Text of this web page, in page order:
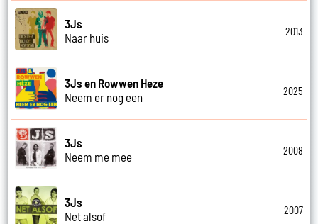
3Js
Naar huis
2013
3Js en Rowwen Heze
Neem er nog een
2025
3Js
Neem me mee
2008
3Js
Net alsof
2007